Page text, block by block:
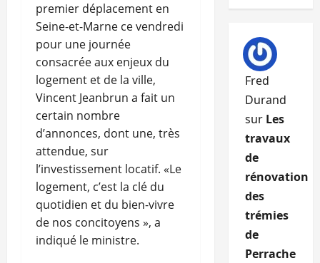
premier déplacement en
Seine-et-Marne ce vendredi
pour une journée
consacrée aux enjeux du
logement et de la ville,
Vincent Jeanbrun a fait un
certain nombre
d’annonces, dont une, très
attendue, sur
l’investissement locatif. «Le
logement, c’est la clé du
quotidien et du bien-vivre
de nos concitoyens », a
indiqué le ministre.
Fred
Durand
sur Les
travaux
de
rénovation
des
trémies
de
Perrache